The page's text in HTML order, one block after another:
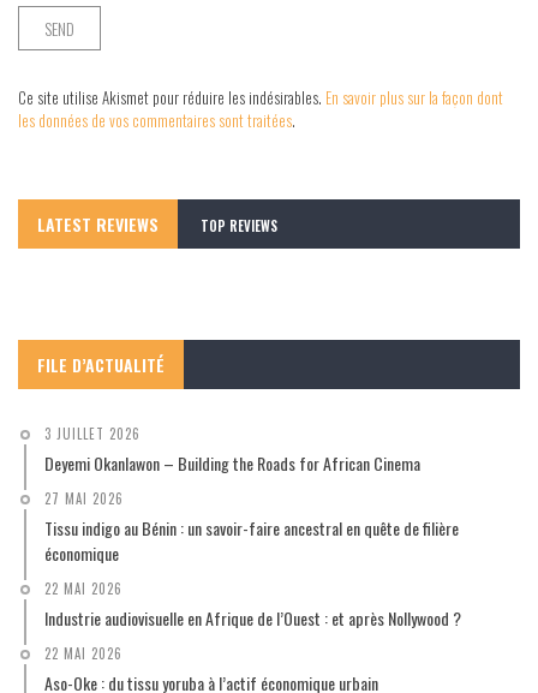
Ce site utilise Akismet pour réduire les indésirables. En savoir plus sur la façon dont
les données de vos commentaires sont traitées.
LATEST REVIEWS TOP REVIEWS
FILE D’ACTUALITÉ
3 JUILLET 2026
Deyemi Okanlawon – Building the Roads for African Cinema
27 MAI 2026
Tissu indigo au Bénin : un savoir-faire ancestral en quête de filière
économique
22 MAI 2026
Industrie audiovisuelle en Afrique de l’Ouest : et après Nollywood ?
22 MAI 2026
Aso-Oke : du tissu yoruba à l’actif économique urbain